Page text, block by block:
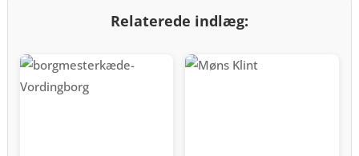
Relaterede indlæg: